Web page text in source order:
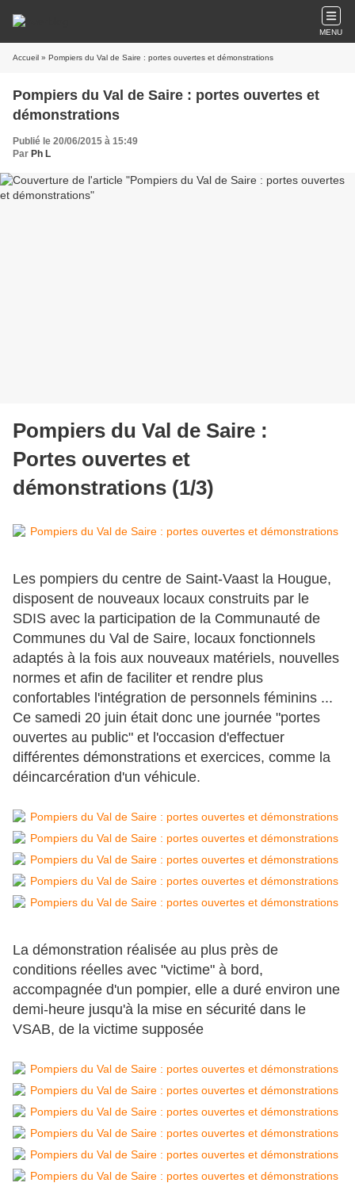
MENU
Accueil » Pompiers du Val de Saire : portes ouvertes et démonstrations
Pompiers du Val de Saire : portes ouvertes et
démonstrations
Publié le 20/06/2015 à 15:49
Par Ph L
Pompiers du Val de Saire :
Portes ouvertes et
démonstrations (1/3)
Les pompiers du centre de Saint-Vaast la Hougue,
disposent de nouveaux locaux construits par le
SDIS avec la participation de la Communauté de
Communes du Val de Saire, locaux fonctionnels
adaptés à la fois aux nouveaux matériels, nouvelles
normes et afin de faciliter et rendre plus
confortables l'intégration de personnels féminins ...
Ce samedi 20 juin était donc une journée "portes
ouvertes au public" et l'occasion d'effectuer
différentes démonstrations et exercices, comme la
déincarcération d'un véhicule.
La démonstration réalisée au plus près de
conditions réelles avec "victime" à bord,
accompagnée d'un pompier, elle a duré environ une
demi-heure jusqu'à la mise en sécurité dans le
VSAB, de la victime supposée